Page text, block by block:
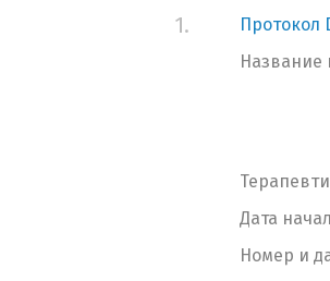
1.
Протокол
Название
Дата
Номер и